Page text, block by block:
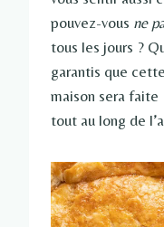
pouvez-vous ne
tous les jours ?
garantis que
maison sera faite
tout au long de